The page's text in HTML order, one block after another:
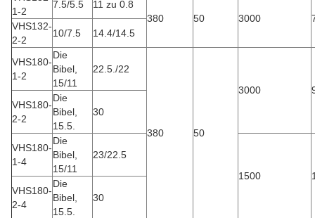
1-2
7.5/5.5
11 zu 0.8
380
50 3000
VHS132-
2-2
10/7.5 14.4/14.5
VHS180-
1-2
Die
Bibel,
15/11
22.5./22
380 50
3000
VHS180-
2-2
Die
Bibel,
15.5.
30
VHS180-
1-4
Die
Bibel,
15/11
23/22.5
1500
VHS180-
2-4
Die
Bibel,
15.5.
30